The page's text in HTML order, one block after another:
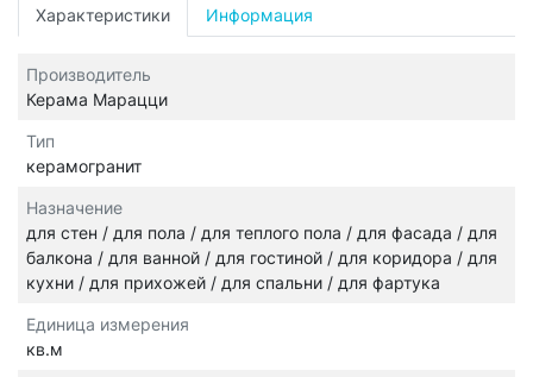
Характеристики Информация
Производитель
Керама Марацци
Тип
керамогранит
Назначение
для стен / для пола / для теплого пола / для фасада / для
балкона / для ванной / для гостиной / для коридора / для
кухни / для прихожей / для спальни / для фартука
Единица измерения
кв.м